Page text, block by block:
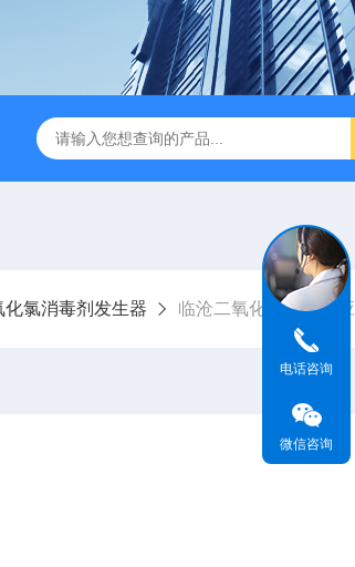
设备 电解法次氯酸钠发生器 二氧化氯发
化氯消毒剂发生器 临沧二氧化氯发生器
电话咨询
微信咨询